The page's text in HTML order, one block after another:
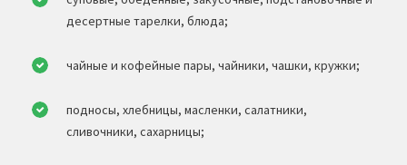
десертные тарелки, блюда;
чайные и кофейные пары, чайники, чашки, кружки;
подносы, хлебницы, масленки, салатники,
сливочники, сахарницы;